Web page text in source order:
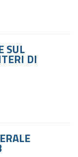
SUL
DI